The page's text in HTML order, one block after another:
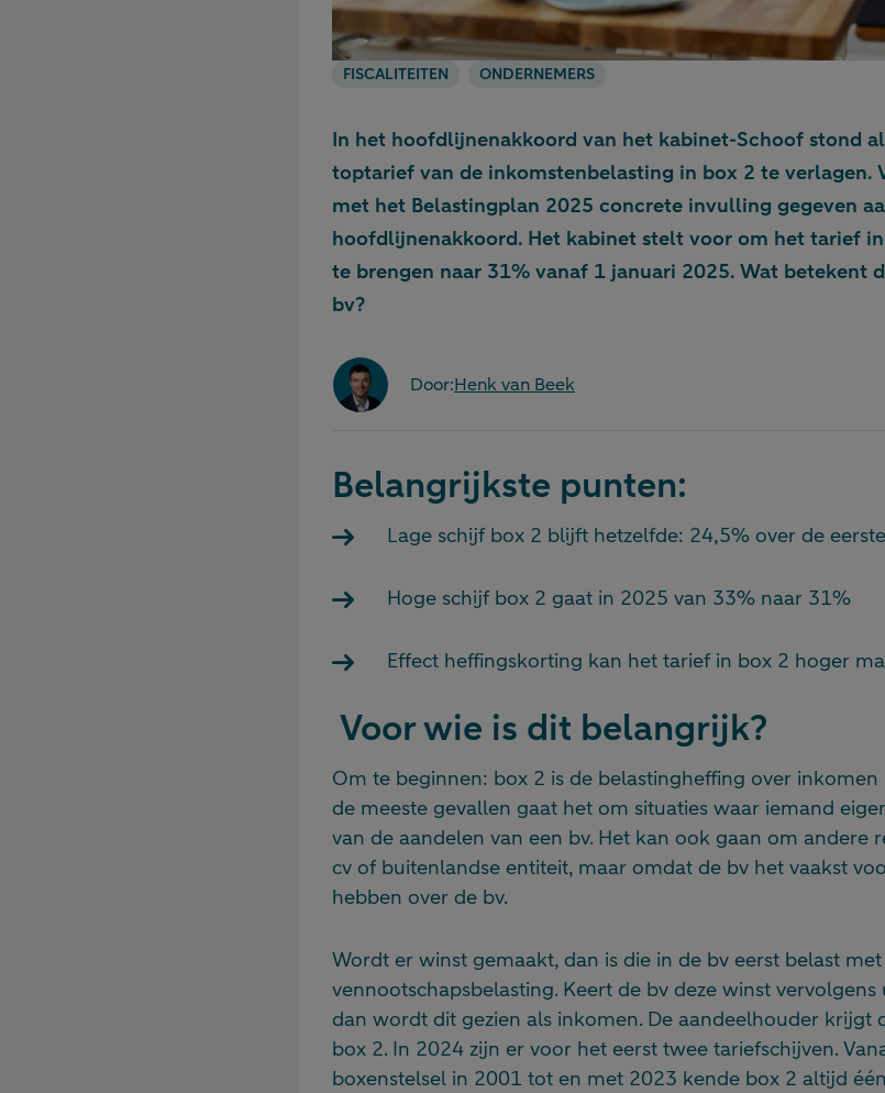
FISCALITEITEN ONDERNEMERS
In het hoofdlijnenakkoord van het kabinet-Schoof stond
toptarief van de inkomstenbelasting in box 2 te verlagen.
met het Belastingplan 2025 concrete invulling gegeven
hoofdlijnenakkoord. Het kabinet stelt voor om het tarief
te brengen naar 31% vanaf 1 januari 2025. Wat betekent
bv?
Door:Henk van Beek
Belangrijkste punten:
Lage schijf box 2 blijft hetzelfde: 24,5% over de
Hoge schijf box 2 gaat in 2025 van 33% naar 31%
Effect heffingskorting kan het tarief in box 2 hoger
Voor wie is dit belangrijk?
Om te beginnen: box 2 is de belastingheffing over
de meeste gevallen gaat het om situaties waar iemand
van de aandelen van een bv. Het kan ook gaan om andere
cv of buitenlandse entiteit, maar omdat de bv het vaakst
hebben over de bv.
Wordt er winst gemaakt, dan is die in de bv eerst belast
vennootschapsbelasting. Keert de bv deze winst
dan wordt dit gezien als inkomen. De aandeelhouder krijgt
box 2. In 2024 zijn er voor het eerst twee tariefschijven.
boxenstelsel in 2001 tot en met 2023 kende box 2 altijd